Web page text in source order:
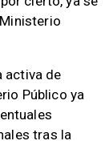
activa de
Público ya
tras la